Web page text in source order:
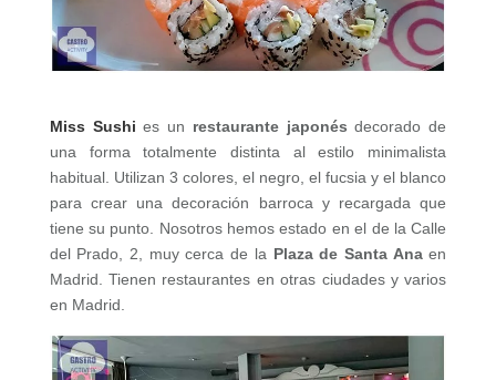
Miss Sushi es un restaurante japonésdecorado de
una forma totalmente distinta al estilo minimalista
habitual. Utilizan 3 colores, el negro, el fucsia y el blanco
para crear una decoración barroca y recargada que
tiene su punto. Nosotros hemos estado en el de la Calle
del Prado, 2, muy cerca de la Plaza de Santa Anaen
Madrid. Tienen restaurantes en otras ciudades y varios
en Madrid.